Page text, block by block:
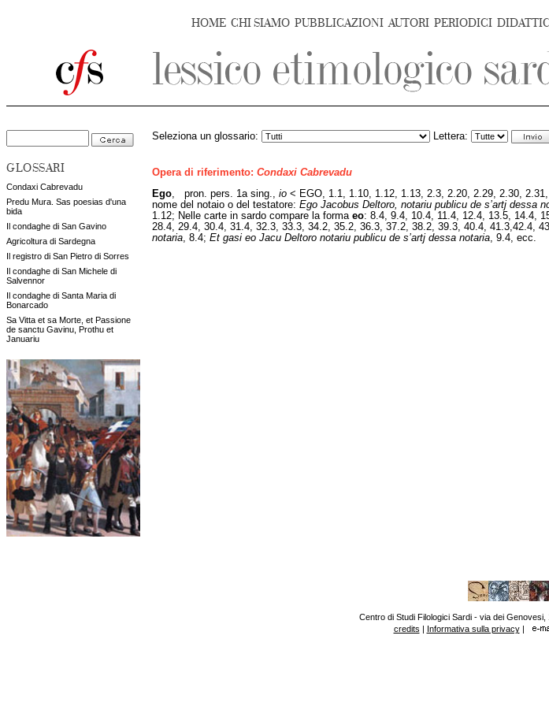
HOME CHI SIAMO PUBBLICAZIONI AUTORI PERIODICI
GLOSSARI
Condaxi Cabrevadu
Predu Mura. Sas poesias d'una
bida
Il condaghe di San Gavino
Agricoltura di Sardegna
Il registro di San Pietro di Sorres
Il condaghe di San Michele di
Salvennor
Il condaghe di Santa Maria di
Bonarcado
Sa Vitta et sa Morte, et Passione
de sanctu Gavinu, Prothu et
Januariu
Seleziona un glossario: Lettera:
Opera di riferimento: Condaxi Cabrevadu
Ego
pron. pers. 1a sing., io < EGO, 1.1, 1.10, 1.12, 1.13, 2.3, 2.20, 2.29, 2.30,
nome del notaio o del testatore: Ego Jacobus Deltoro, notariu publicu de s’artj dessa
1.12; Nelle carte in sardo compare la forma eo: 8.4, 9.4, 10.4, 11.4, 12.4, 13.5, 14.4,
28.4, 29.4, 30.4, 31.4, 32.3, 33.3, 34.2, 35.2, 36.3, 37.2, 38.2, 39.3, 40.4, 41.3,42.4,
notaria , 8.4; Et gasi eo Jacu Deltoro notariu publicu de s’artj dessa notaria , 9.4, ecc.
Centro di Studi Filologici Sardi - via dei Genovesi,
credits | Informativa sulla privacy|